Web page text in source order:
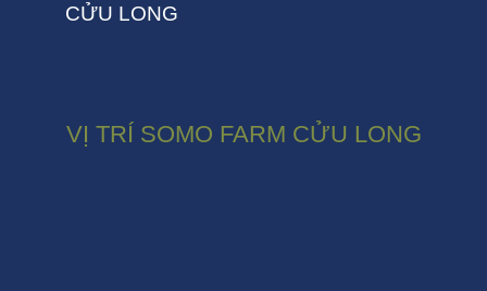
CỬU LONG
VỊ TRÍ SOMO FARM CỬU LONG